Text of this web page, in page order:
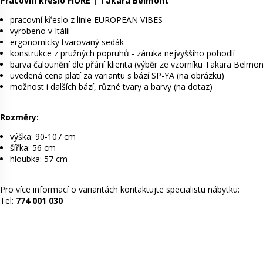
pracovní křeslo z linie EUROPEAN VIBES
vyrobeno v Itálii
ergonomicky tvarovaný sedák
konstrukce z pružných popruhů - záruka nejvyššího pohodlí
barva čalounění dle přání klienta (výběr ze vzorníku Takara
uvedená cena platí za variantu s bází SP-YA (na obrázku)
možnost i dalších bází, různé tvary a barvy (na dotaz)
Rozměry:
výška: 90-107 cm
šířka: 56 cm
hloubka: 57 cm
Pro více informací o variantách kontaktujte specialistu nábytku:
Tel: 774 001 030